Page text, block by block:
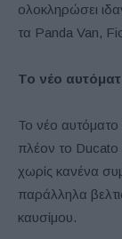
ολοκληρώσει
τα Panda Van,
To νέο
Το νέο αυτόματο
πλέον το
χωρίς κανένα
παράλληλα
καυσίμου.